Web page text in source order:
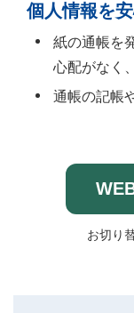
個人情報を
紙の通帳を
心配がなく
通帳の記帳
お切り